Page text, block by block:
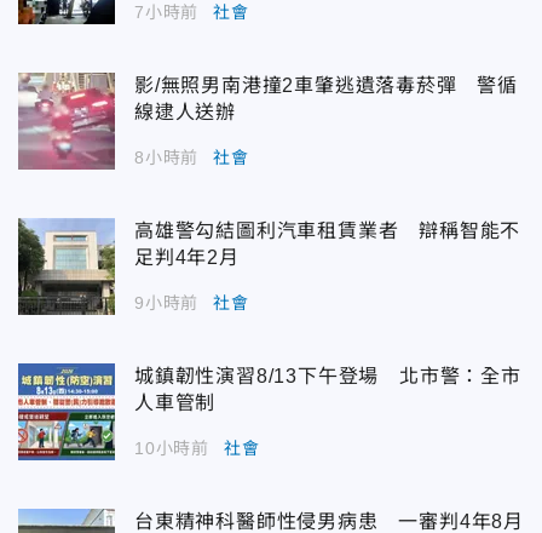
7小時前 社會
影/無照男南港撞2車肇逃遺落毒菸彈 警循
線逮人送辦
8小時前 社會
高雄警勾結圖利汽車租賃業者 辯稱智能不
足判4年2月
9小時前 社會
城鎮韌性演習8/13下午登場 北市警：全市
人車管制
10小時前 社會
台東精神科醫師性侵男病患 一審判4年8月